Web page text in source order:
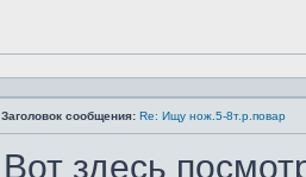
Заголовок сообщения: Re: Ищу нож.5-8т.р.повар
Вот здесь